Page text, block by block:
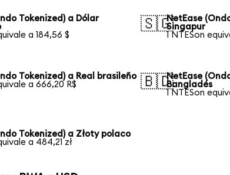
Tokenized) a Dólar
a 184,56 $
🇸🇬NetEase
Singapur
1 NTESon
Tokenized) a Real brasileño
a 666,20 R$
🇧🇩NetEase
Bangladés
1 NTESon
Tokenized) a Złoty polaco
a 484,21 zł